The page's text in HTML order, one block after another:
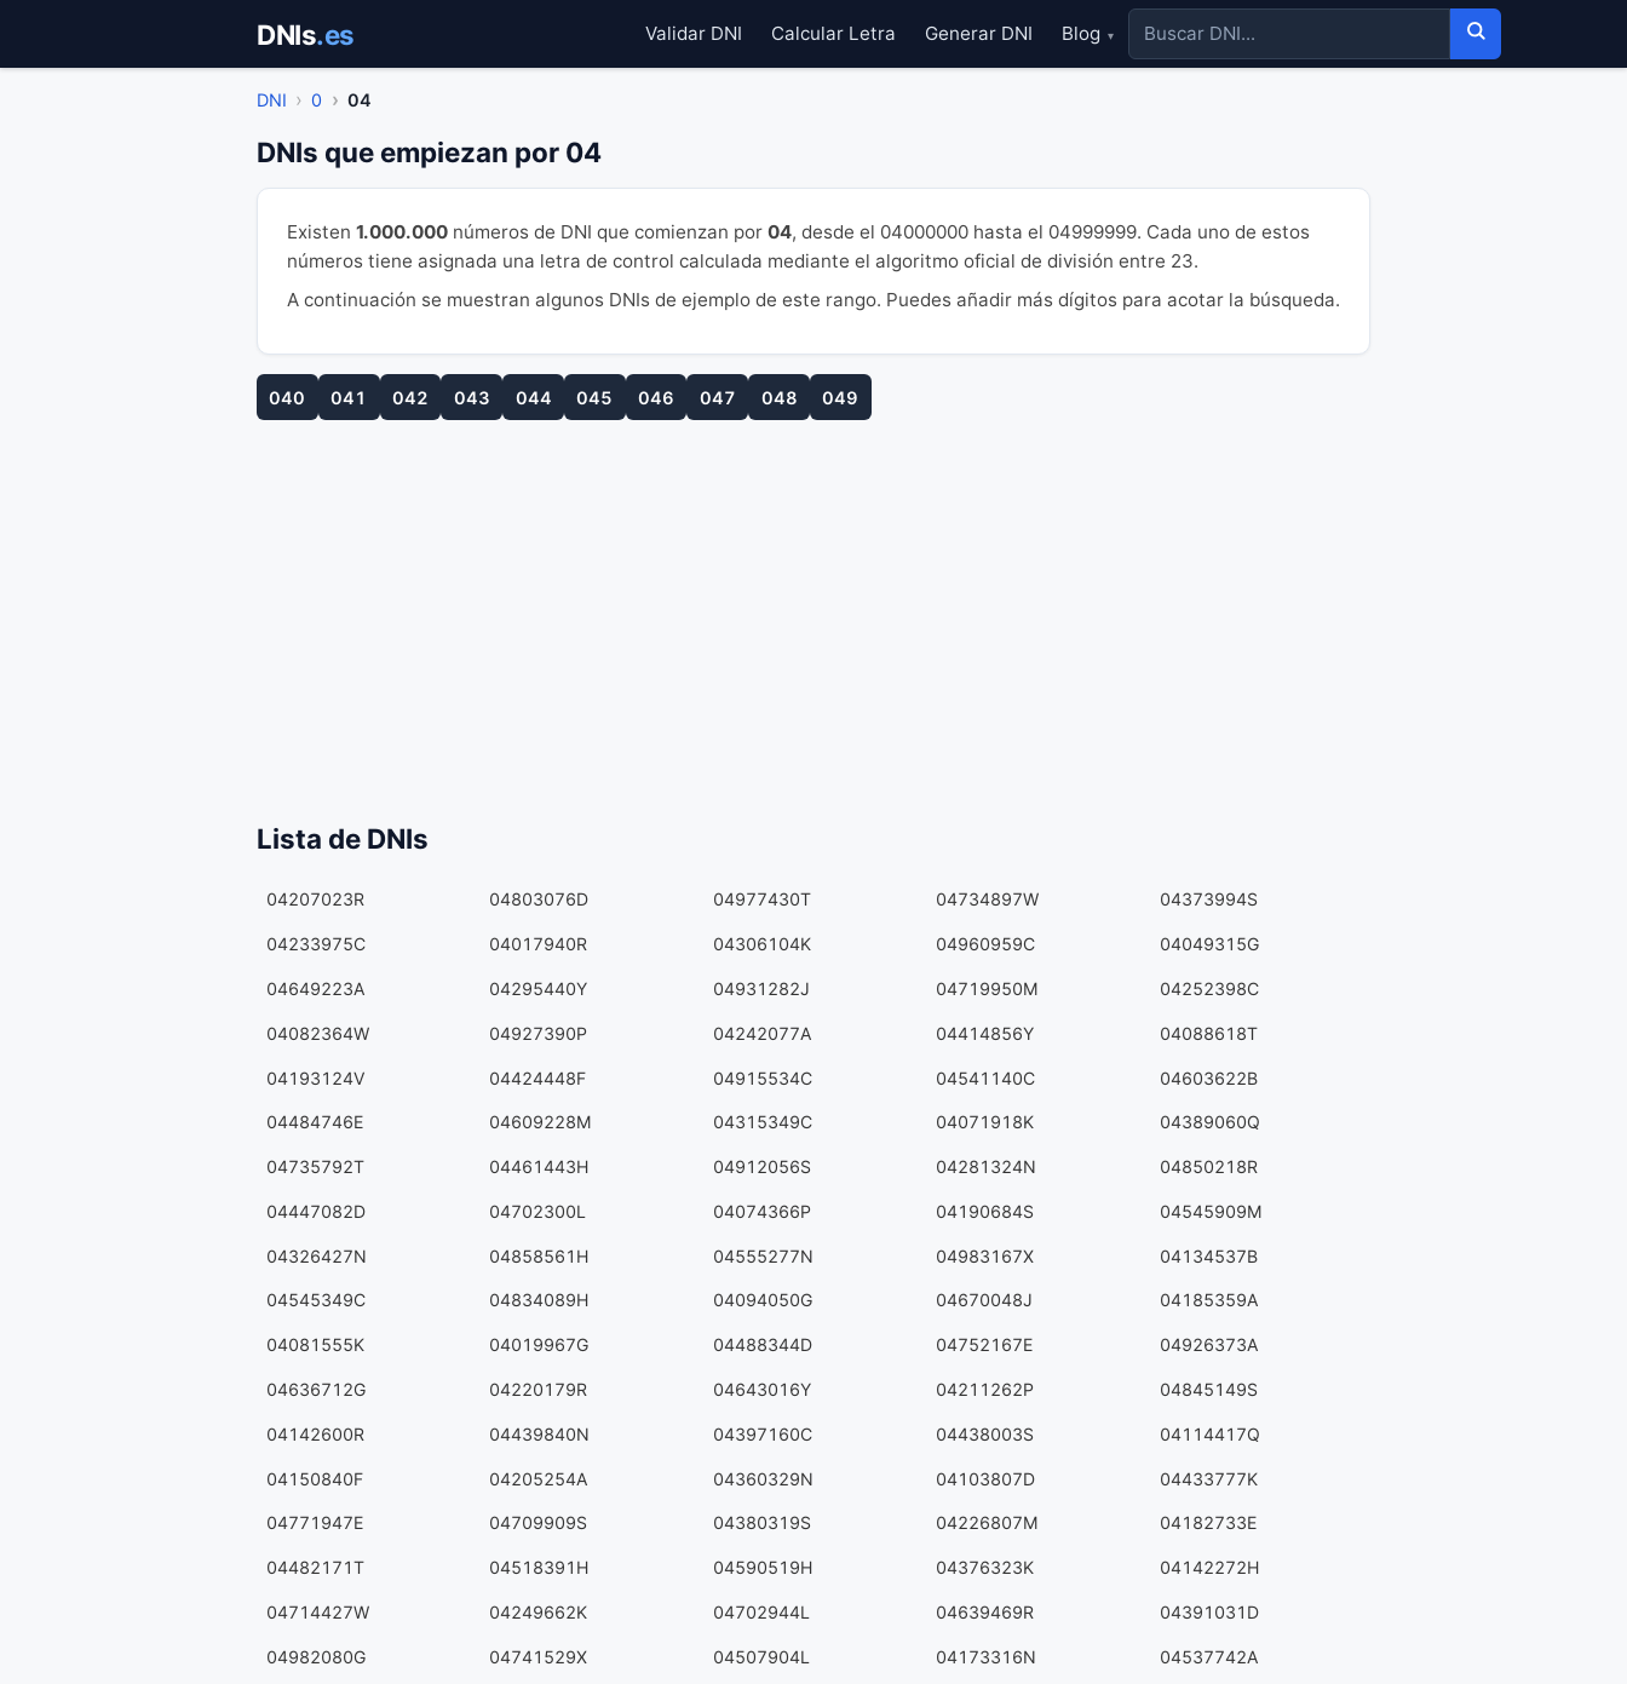
contenido
DNIs.es Validar DNI Calcular Letra Generar DNI Blog ▾
DNI 0 04
DNIs que empiezan por 04
Existen 1.000.000 números de DNI que comienzan por 04, desde el 04000000 hasta el 04999999. Cada uno de estos
números tiene asignada una letra de control calculada mediante el algoritmo oficial de división entre 23.
A continuación se muestran algunos DNIs de ejemplo de este rango. Puedes añadir más dígitos para acotar la búsqueda.
040 041 042 043 044 045 046 047 048 049
Lista de DNIs
04207023R 04803076D 04977430T 04734897W 04373994S
04233975C 04017940R 04306104K 04960959C 04049315G
04649223A 04295440Y 04931282J 04719950M 04252398C
04082364W 04927390P 04242077A 04414856Y 04088618T
04193124V 04424448F 04915534C 04541140C 04603622B
04484746E 04609228M 04315349C 04071918K 04389060Q
04735792T 04461443H 04912056S 04281324N 04850218R
04447082D 04702300L 04074366P 04190684S 04545909M
04326427N 04858561H 04555277N 04983167X 04134537B
04545349C 04834089H 04094050G 04670048J 04185359A
04081555K 04019967G 04488344D 04752167E 04926373A
04636712G 04220179R 04643016Y 04211262P 04845149S
04142600R 04439840N 04397160C 04438003S 04114417Q
04150840F 04205254A 04360329N 04103807D 04433777K
04771947E 04709909S 04380319S 04226807M 04182733E
04482171T 04518391H 04590519H 04376323K 04142272H
04714427W 04249662K 04702944L 04639469R 04391031D
04982080G 04741529X 04507904L 04173316N 04537742A